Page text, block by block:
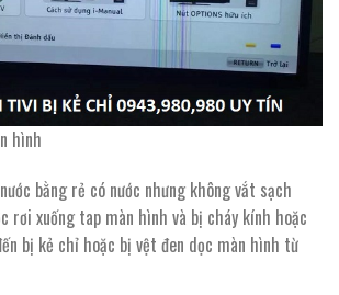
hình
bằng rẻ có nước nhưng không vắt sạch
rơi xuống tap màn hình và bị cháy kính hoặc
bị kẻ chỉ hoặc bị vệt đen dọc màn hình từ